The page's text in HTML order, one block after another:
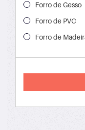
Forro de Gesso
Forro de PVC
Forro de